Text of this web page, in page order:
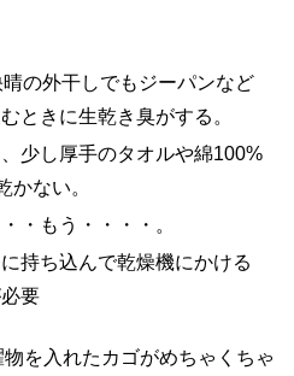
の外干しでもジーパンなど
ときに生乾き臭がする。
少し厚手のタオルや綿100%
かない。
・もう・・・・。
持ち込んで乾燥機にかける
要
を入れたカゴがめちゃくちゃ